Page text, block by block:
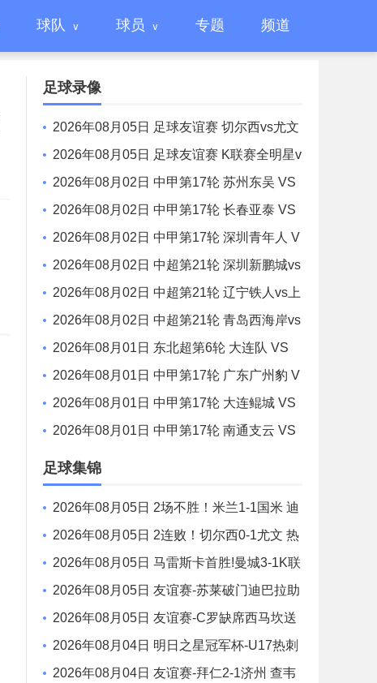
球队 球员 专题 频道
足球录像
2026年08月05日 足球友谊赛 切尔西vs尤文
图斯 全场录像
2026年08月05日 足球友谊赛 K联赛全明星v
s曼城 全场录像
2026年08月02日 中甲第17轮 苏州东吴 VS
梅州客家 全场录像
2026年08月02日 中甲第17轮 长春亚泰 VS
石家庄功夫 全场录像
2026年08月02日 中甲第17轮 深圳青年人 V
S 无锡吴钩 全场录像
2026年08月02日 中超第21轮 深圳新鹏城vs
重庆铜梁龙 全场录像
2026年08月02日 中超第21轮 辽宁铁人vs上
海申花 全场录像
2026年08月02日 中超第21轮 青岛西海岸vs
青岛海牛 全场录像
2026年08月01日 东北超第6轮 大连队 VS
鸡西队 全场录像
2026年08月01日 中甲第17轮 广东广州豹 V
S 佛山南狮 全场录像
2026年08月01日 中甲第17轮 大连鲲城 VS
陕西联合 全场录像
2026年08月01日 中甲第17轮 南通支云 VS
定南赣联 全场录像
足球集锦
2026年08月05日 2场不胜！米兰1-1国米 迪
马尔科破门 恩昆库造点+点射拉莫斯登场
2026年08月05日 2连败！切尔西0-1尤文 热
格罗瓦世界波制胜穆德里克时隔614天复出
2026年08月05日 马雷斯卡首胜!曼城3-1K联
赛全明星 赖因德斯努里破门塞梅尼奥助攻
2026年08月05日 友谊赛-苏莱破门迪巴拉助
攻 罗马4-1纽波特郡
2026年08月05日 友谊赛-C罗缺席西马坎送
点 胜利0-2不敌阿尔梅里亚
2026年08月04日 明日之星冠军杯-U17热刺
0-1上海U17 李文博制胜球
2026年08月04日 友谊赛-拜仁2-1济州 查韦